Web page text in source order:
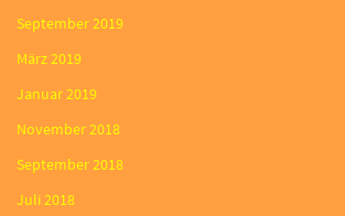
September 2019
März 2019
Januar 2019
November 2018
September 2018
Juli 2018